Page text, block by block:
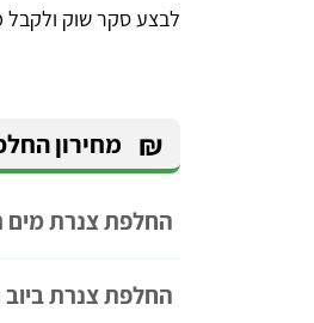
לבצע סקר שוק
₪ מחירון
החלפת צנרת מים
החלפת צנרת ביוב